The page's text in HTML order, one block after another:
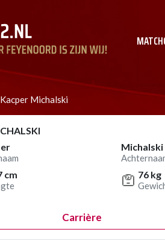
Kacper Michalski
Michalski
cm 76 kg
Carrière